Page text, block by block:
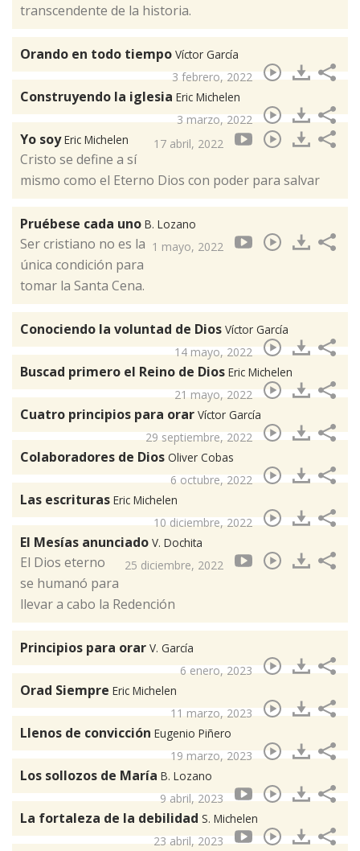
transcendente de la historia.
Orando en todo tiempo Víctor García
3 febrero, 2022
Construyendo la iglesia Eric Michelen
3 marzo, 2022
Yo soyEric Michelen 17 abril, 2022
Cristo se define a sí
mismo como el Eterno Dios con poder para salvar
Pruébese cada uno B. Lozano
1 mayo, 2022
Ser cristiano no es la
única condición para
tomar la Santa Cena.
Conociendo la voluntad de Dios Víctor García
14 mayo, 2022
Buscad primero el Reino de Dios Eric Michelen
21 mayo, 2022
Cuatro principios para orar Víctor García
29 septiembre, 2022
Colaboradores de Dios Oliver Cobas
6 octubre, 2022
Las escrituras Eric Michelen
10 diciembre, 2022
El Mesías anunciado V. Dochita
25 diciembre, 2022
El Dios eterno
se humanó para
llevar a cabo la Redención
Principios para orar V. García
6 enero, 2023
Orad Siempre Eric Michelen
11 marzo, 2023
Llenos de convicción Eugenio Piñero
19 marzo, 2023
Los sollozos de María B. Lozano
9 abril, 2023
La fortaleza de la debilidad S. Michelen
23 abril, 2023